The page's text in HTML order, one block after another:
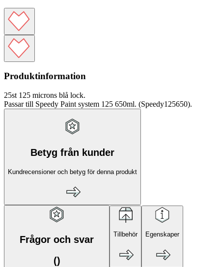
Produktinformation
25st 125 microns blå lock.
Passar till Speedy Paint system 125 650ml. (Speedy125650).
Betyg från kunder
Kundrecensioner och betyg för denna produkt
Frågor och svar
()
Tillbehör Egenskaper